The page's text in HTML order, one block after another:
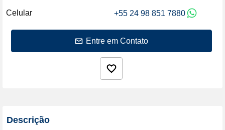
Celular +55 24 98 851 7880
Entre em Contato
Descrição